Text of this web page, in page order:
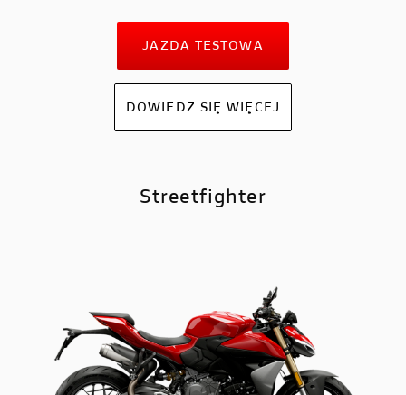
JAZDA TESTOWA
DOWIEDZ SIĘ WIĘCEJ
Streetfighter